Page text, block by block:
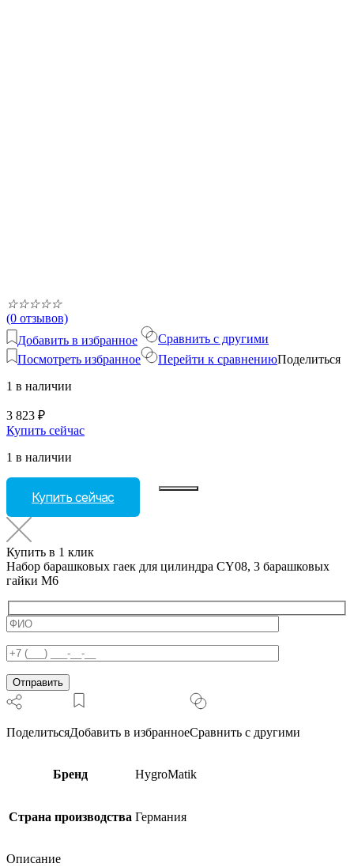
☆☆☆☆☆
(0 отзывов)
Добавить в избранное
Посмотреть избранное
Сравнить с другими
Перейти к сравнениюПоделиться
1 в наличии
3 823 ₽
Купить сейчас
1 в наличии
Купить сейчас
Количество
цилиндра
барашковых
Купить в 1 клик
Набор барашковых гаек для цилиндра CY08, 3 барашковых
гайки M6
ПоделитьсяДобавить в избранноеСравнить с другими
Бренд HygroMatik
Страна производства Германия
Описание